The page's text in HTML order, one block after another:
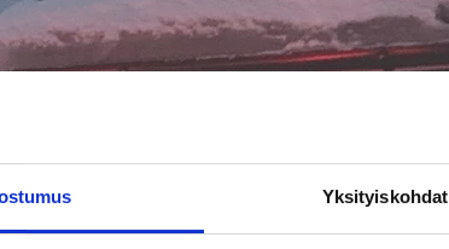
Yksityiskohdat